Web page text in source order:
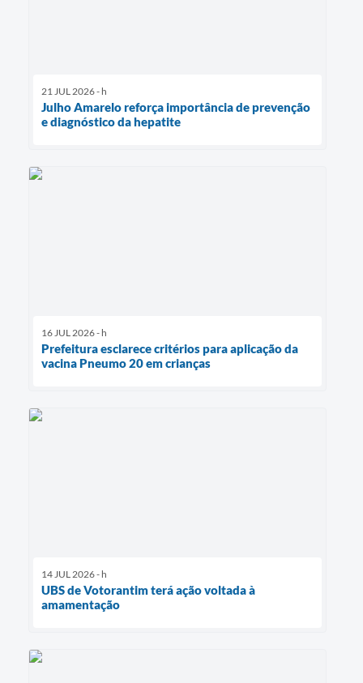
21 JUL 2026 - h
Julho Amarelo reforça importância de prevenção
e diagnóstico da hepatite
16 JUL 2026 - h
Prefeitura esclarece critérios para aplicação da
vacina Pneumo 20 em crianças
14 JUL 2026 - h
UBS de Votorantim terá ação voltada à
amamentação